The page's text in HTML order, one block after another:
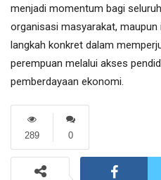
menjadi momentum bagi
organisasi masyarakat,
langkah konkret dalam
perempuan melalui akses
pemberdayaan ekonomi.
0
289